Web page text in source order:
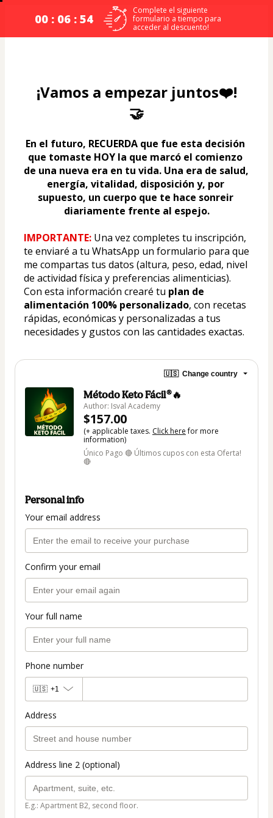
00 : 06 : 54
Complete el siguiente
formulario a tiempo para
acceder al descuento!
¡Vamos a empezar juntos❤️!
🤝
En el futuro, RECUERDA que fue esta decisión
que tomaste HOY la que marcó el comienzo
de una nueva era en tu vida. Una era de salud,
energía, vitalidad, disposición y, por
supuesto, un cuerpo que te hace sonreir
diariamente frente al espejo.
IMPORTANTE: Una vez completes tu inscripción,
te enviaré a tu WhatsApp un formulario para que
me compartas tus datos (altura, peso, edad, nivel
de actividad física y preferencias alimenticias).
Con esta información crearé tu plan de
alimentación 100% personalizado, con recetas
rápidas, económicas y personalizadas a tus
necesidades y gustos con las cantidades exactas.
🇺🇸 Change country
Método Keto Fácil®🔥
Author: Isval Academy
$157.00
(+ applicable taxes. Click herefor more
information)
Único Pago 🔴 Últimos cupos con esta Oferta!
🔴
Personal info
Your email address
Confirm your email
Your full name
Phone number
🇺🇸 +1
Address
Address line 2 (optional)
E.g.: Apartment B2, second floor.